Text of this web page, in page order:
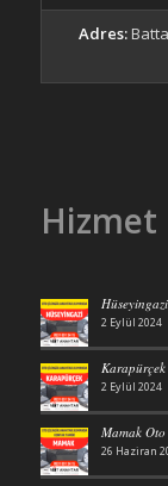
Adres:
2 Eylül 2024
2 Eylül 2024
Mamak
26 Haziran